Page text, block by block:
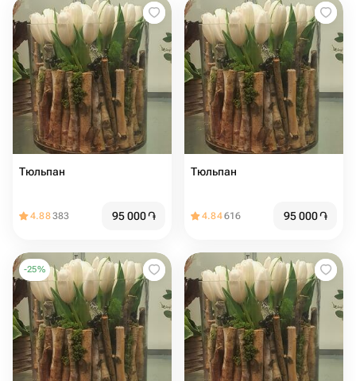
Тюльпан
4.88383 95 000֏
Тюльпан
4.84616 95 000֏
-25%